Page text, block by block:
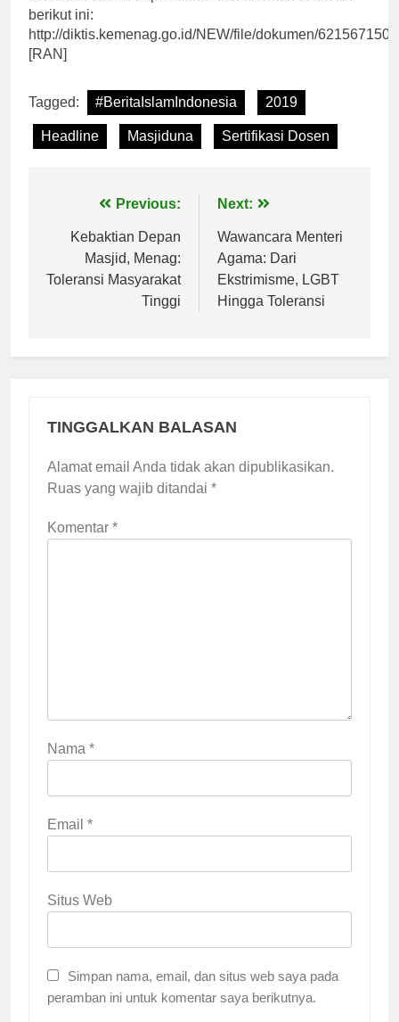
berikut ini:
http://diktis.kemenag.go.id/NEW/file/dokumen/
[RAN]
Tagged: #BeritaIslamIndonesia 2019
Headline Masjiduna Sertifikasi Dosen
Navigasi
pos
Previous:
Kebaktian Depan
Masjid, Menag:
Toleransi Masyarakat
Tinggi
Next:
Wawancara Menteri
Agama: Dari
Ekstrimisme, LGBT
Hingga Toleransi
TINGGALKAN BALASAN
Alamat email Anda tidak akan dipublikasikan.
Ruas yang wajib ditandai *
Komentar *
Nama *
Email *
Situs Web
Simpan nama, email, dan situs web saya pada
peramban ini untuk komentar saya berikutnya.